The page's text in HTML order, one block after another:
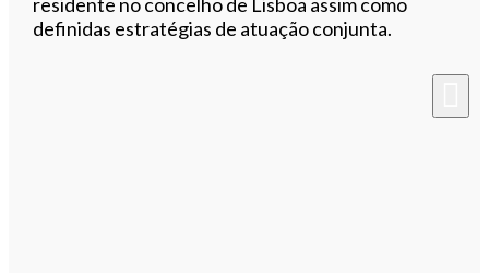
definidas estratégias de atuação conjunta.